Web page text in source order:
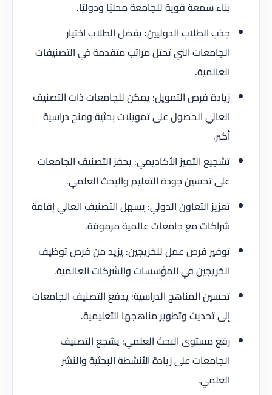
بناء سمعة قوية للجامعة محليًا ودوليًا.
جذب الطلاب الدوليين: يفضل الطلاب اختيار
الجامعات التي تحتل مراتب متقدمة في التصنيفات
العالمية.
زيادة فرص التمويل: يمكن للجامعات ذات التصنيف
العالي الحصول على تمويلات بحثية ومنح دراسية
أكبر.
تشجيع التميز الأكاديمي: يحفز التصنيف الجامعات
على تحسين جودة التعليم والبحث العلمي.
تعزيز التعاون الدولي: يسهل التصنيف العالي إقامة
شراكات مع جامعات عالمية مرموقة.
توفير فرص عمل للخريجين: يزيد من فرص توظيف
الخريجين في المؤسسات والشركات العالمية.
تحسين المناهج الدراسية: يدفع التصنيف الجامعات
إلى تحديث وتطوير مناهجها التعليمية.
رفع مستوى البحث العلمي: يشجع التصنيف
الجامعات على زيادة الأنشطة البحثية والنشر
العلمي.